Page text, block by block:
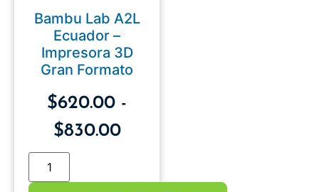
Bambu Lab A2L
Ecuador –
Impresora 3D
Gran Formato
$620.00 -
$830.00